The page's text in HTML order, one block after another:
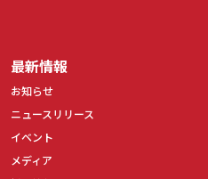
最新情報
お知らせ
ニュースリリース
イベント
メディア